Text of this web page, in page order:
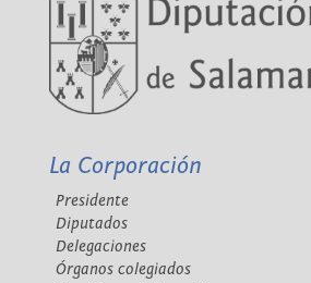
La Corporación
Presidente
Diputados
Delegaciones
Órganos colegiados